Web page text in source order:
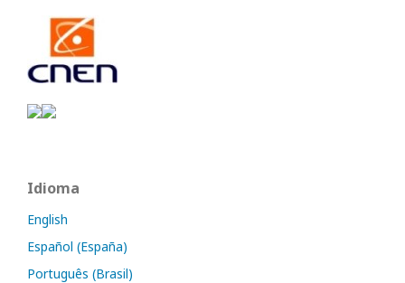
Idioma
English
Español (España)
Português (Brasil)